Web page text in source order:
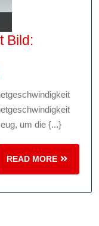
Bild:
Ihre
um die {...}
READ MORE
READ
MORE